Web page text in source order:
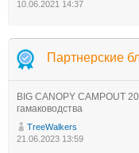
10.06.2021 14:37
Партнерские
BIG CANOPY CAMPOUT
гамаководства
TreeWalkers
21.06.2023 13:59